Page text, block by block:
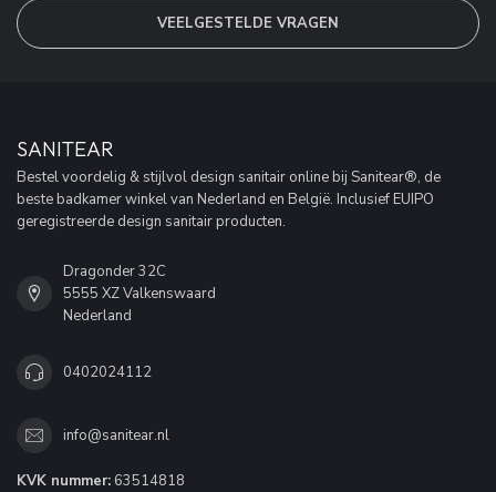
VEELGESTELDE VRAGEN
SANITEAR
Bestel voordelig & stijlvol design sanitair online bij Sanitear®, de
beste badkamer winkel van Nederland en België. Inclusief EUIPO
geregistreerde design sanitair producten.
Dragonder 32C
5555 XZ Valkenswaard
Nederland
0402024112
info@sanitear.nl
KVK nummer: 63514818